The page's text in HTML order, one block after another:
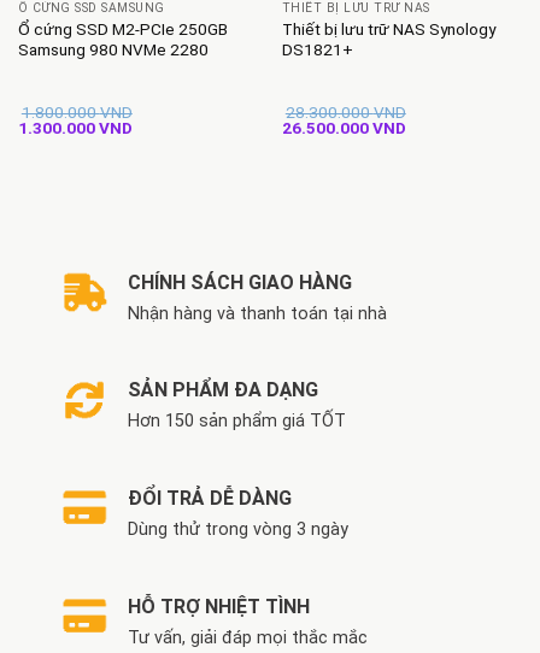
Ổ CỨNG SSD SAMSUNG
Ổ cứng SSD M2-PCIe 250GB
Samsung 980 NVMe 2280
1.800.000VND
Giá
1.300.000VNDGiá
THIẾT BỊ LƯU TRỮ NAS
Thiết bị lưu trữ NAS Synology
DS1821+
28.300.000VND
Giá
26.500.000VNDGiá
CHÍNH SÁCH GIAO HÀNG
Nhận hàng và thanh toán tại nhà
SẢN PHẨM ĐA DẠNG
Hơn 150 sản phẩm giá TỐT
ĐỔI TRẢ DỄ DÀNG
Dùng thử trong vòng 3 ngày
HỖ TRỢ NHIỆT TÌNH
Tư vấn, giải đáp mọi thắc mắc